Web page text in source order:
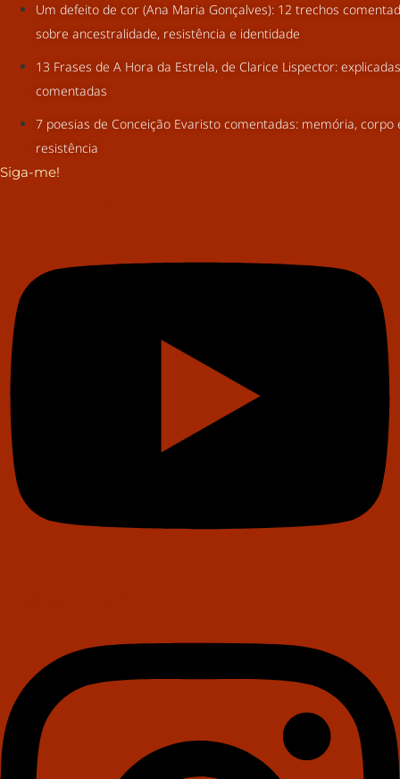
Um defeito de cor (Ana Maria Gonçalves): 12 trechos
sobre ancestralidade, resistência e identidade
13 Frases de A Hora da Estrela, de Clarice Lispector:
comentadas
7 poesias de Conceição Evaristo comentadas: memória, corpo
resistência
Siga-me!